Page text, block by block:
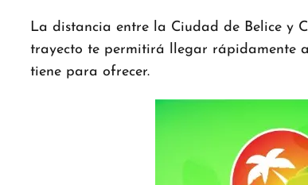
La distancia entre la Ciudad de Belice y
trayecto te permitirá llegar rápidamente
tiene para ofrecer.